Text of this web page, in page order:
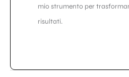
mio strumento per
risultati.